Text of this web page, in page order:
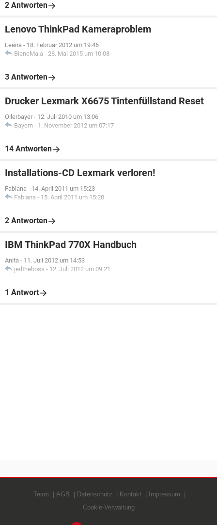
2 Antworten
Lenovo ThinkPad Kameraproblem
Leena - 18. Februar 2012 um 19:46
BieneMaja - 28. Mai 2015 um 10:08
3 Antworten
Drucker Lexmark X6675 Tintenfüllstand Reset
Ollerbayer - 12. Juli 2010 um 13:06
Bayern - 1. November 2012 um 07:17
14 Antworten
Installations-CD Lexmark verloren!
Fabiana - 14. April 2011 um 15:23
Fabiana - 15. April 2011 um 15:20
2 Antworten
IBM ThinkPad 770X Handbuch
Anita - 11. Juli 2012 um 14:53
jedtheboss - 12. Juli 2012 um 09:21
1 Antwort
Team AGB Datenschutz Kontakt
Impressum
Cookie-Verwaltung